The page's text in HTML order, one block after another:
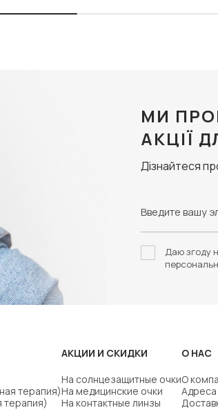
МИ
АКЦІЇ
Дізнайтеся
Даю згоду
терапия)
терапия)
АКЦИИ И СКИДКИ
На солнцезащитные очки
На медицинские очки
На контактные линзы
О НАС
О
Адреса